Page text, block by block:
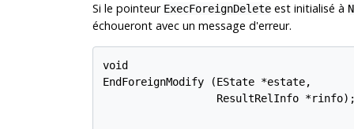
Si le pointeur ExecForeignDeleteest initialisé à
échoueront avec un message d'erreur.
void
EndForeignModify (EState *estate,
ResultRelInfo